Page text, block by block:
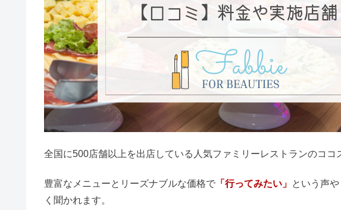
食事 評判・口コミ